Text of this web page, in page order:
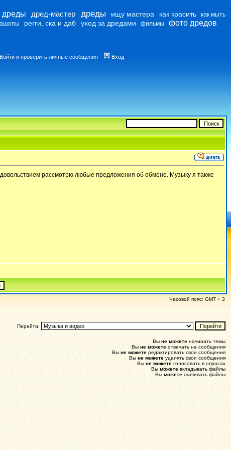
дреды дред-мастер дреды ищу мастера как красить как мыть
регги, ска и даб уход за дредами фильмы фото дредов
Войти и проверить личные сообщения Вход
рассмотрю любые предложения об обмене. Музыку я также
Часовой пояс: GMT + 3
Перейти:
Вы не можете начинать темы
Выне можетеотвечать на сообщения
Вы не можетередактировать свои сообщения
Вы не можете удалять свои сообщения
Вы не можете голосовать в опросах
Выможете вкладывать файлы
Вы можетескачивать файлы